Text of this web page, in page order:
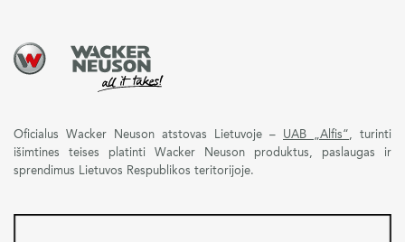
Oficialus Wacker Neuson atstovas Lietuvoje – UAB „Alfis“, turinti
išimtines teises platinti Wacker Neuson produktus, paslaugas ir
sprendimus Lietuvos Respublikos teritorijoje.